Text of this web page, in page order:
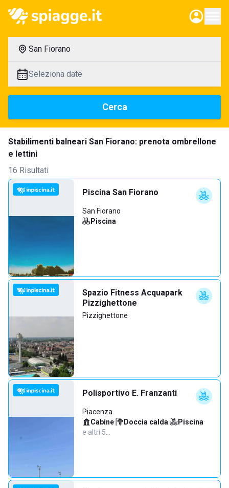
San Fiorano
Seleziona date
Cerca
Stabilimenti balneari San Fiorano: prenota ombrellone
e lettini
16 Risultati
Piscina San Fiorano
San Fiorano
Piscina
Spazio Fitness Acquapark
Pizzighettone
Pizzighettone
Polisportivo E. Franzanti
Piacenza
Cabine· Doccia calda· Piscina·
e altri 5…